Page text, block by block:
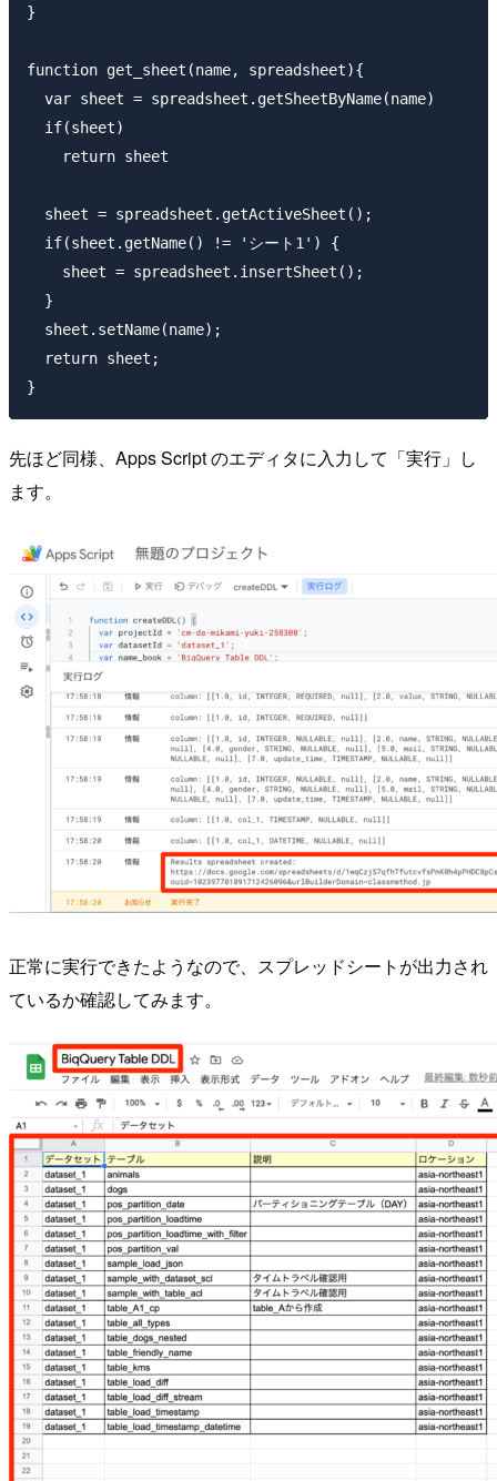
}
function get_sheet(name, spreadsheet){
  var sheet = spreadsheet.getSheetByName(name)
  if(sheet)
    return sheet
  sheet = spreadsheet.getActiveSheet();
  if(sheet.getName() != 'シート1') {
    sheet = spreadsheet.insertSheet();
  }
  sheet.setName(name);
  return sheet;
先ほど同様、Apps Script のエディタに入力して「実行」し
ます。
正常に実行できたようなので、スプレッドシートが出力され
ているか確認してみます。